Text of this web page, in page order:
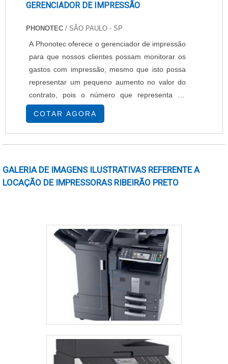
GERENCIADOR DE IMPRESSÃO
PHONOTEC / SÃO PAULO - SP
A Phonotec oferece o gerenciador de impressão
para que nossos clientes possam monitorar os
gastos com impressão, mesmo que isto possa
representar um pequeno aumento no valor do
contrato, pois o número que representa na
redução do volume mensal de impressões é de
até 30%, ou seja, a economia é maior que o
valor pago mensalmente no software. Listamos
abaixo algumas vantagens com a implantação
nas informaç....
COTAR AGORA
GALERIA DE IMAGENS ILUSTRATIVAS REFERENTE A
LOCAÇÃO DE IMPRESSORAS RIBEIRÃO PRETO